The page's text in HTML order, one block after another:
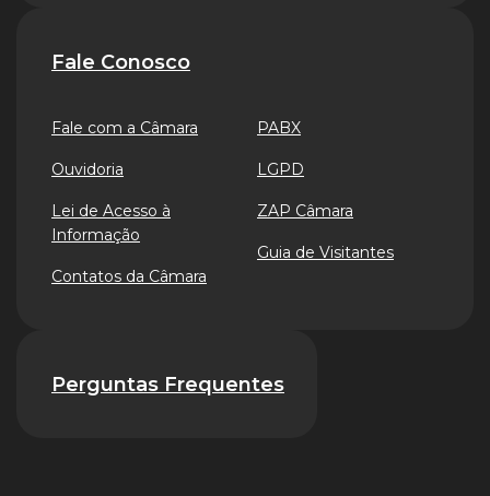
Fale Conosco
Fale com a Câmara
Ouvidoria
Lei de Acesso à
Informação
Contatos da Câmara
PABX
LGPD
ZAP Câmara
Guia de Visitantes
Perguntas Frequentes